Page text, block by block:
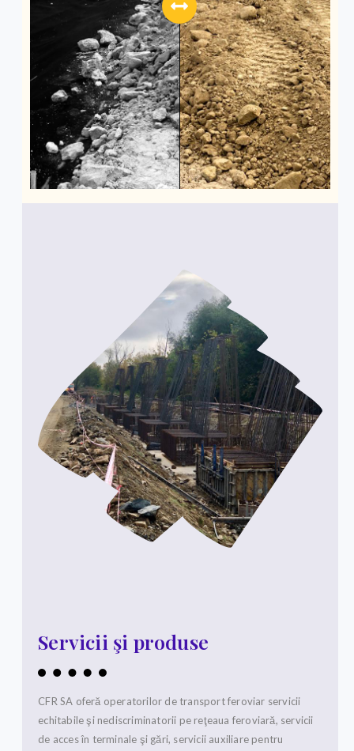
Servicii şi produse
CFR SA oferă operatorilor de transport feroviar servicii
echitabile şi nediscriminatorii pe reţeaua feroviară, servicii
de acces în terminale şi gări, servicii auxiliare pentru